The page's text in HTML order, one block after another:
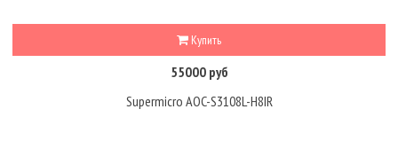
Купить
55000 руб
Supermicro AOC-S3108L-H8IR